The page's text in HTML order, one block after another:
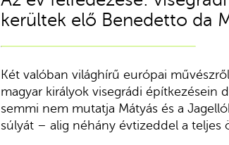
kerültek elő Benedetto da
Két valóban világhírű európai
magyar királyok visegrádi építkezésein
semmi nem mutatja Mátyás és a
súlyát – alig néhány évtizeddel a teljes